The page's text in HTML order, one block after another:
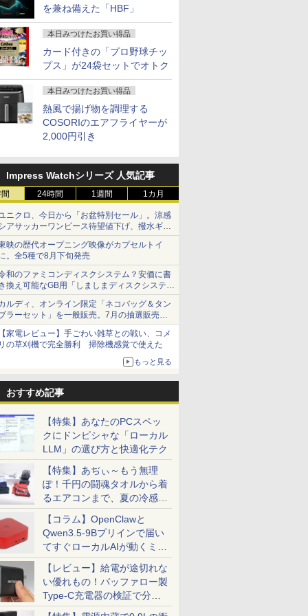
を兼ね備えた「HBF」
本日みつけたお買い得品
カード付きの「プロ野球チッ
プス」が24袋セットでオトク
本日みつけたお買い得品
熱風で揚げ物を調理する
COSORIのエアフライヤーが
2,000円引き
Impress Watchシリーズ 人気記事
24時間 1週間 1カ月
ニクロ、今日から「お盆特別セール」。涼感
アサッカーワンピース待望値下げ、撥水ギア
ョーツは1990円に
映の歴代オープニング映像がカプセルトイ
。全5種で8月下旬発売
和のファミコンディスクシステム？安価に書
換え可能なGB用「しましまディスクシステ
」
ルディ、オンライン限定「ネコバッグ＆タン
ラーセット」を一般販売。7月の抽選販売の
選無効分
家電レビュー】手ごわい雑草との戦い、コメ
の草刈機で完全勝利 掃除機感覚で使えた
もっと見る
おすすめ記事
【特集】あなたのPCスペッ
クにドンピシャな「ローカル
LLM」の選び方と快適化テク
【特集】あぢぃ～もう無理
ぽ！千円の闘魂タオルから着
るエアコンまで、夏の冷感グ
ッズ一挙紹介
【コラム】OpenClawと
Qwen3.5-9Bプリインで届い
てすぐローカルAIが動くミニ
PC「SER9 Pro」
【レビュー】給電が途切れな
い優れもの！バッファロー製
Type-C充電器の検証で分か
ったこと